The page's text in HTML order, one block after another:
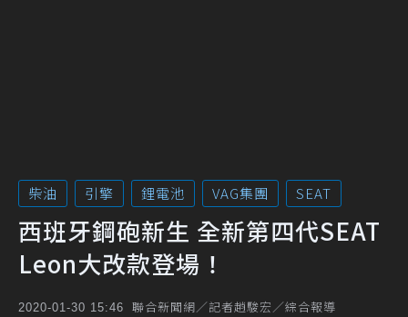
柴油 引擎 鋰電池 VAG集團 SEAT
西班牙鋼砲新生 全新第四代SEAT
Leon大改款登場！
2020-01-30 15:46 聯合新聞網／記者趙駿宏／綜合報導